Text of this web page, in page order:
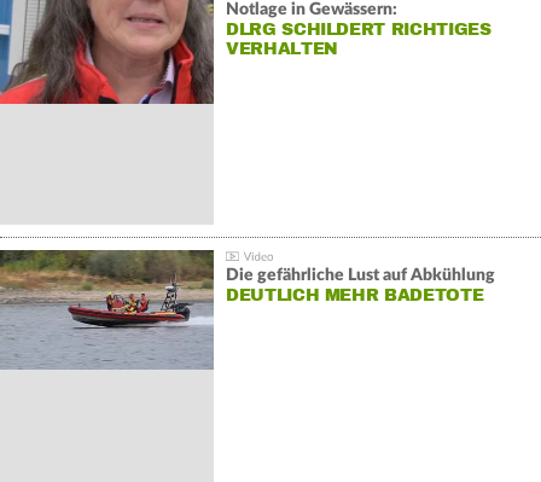
Notlage in Gewässern:
DLRG SCHILDERT RICHTIGES
VERHALTEN
Die gefährliche Lust auf Abkühlung
DEUTLICH MEHR BADETOTE